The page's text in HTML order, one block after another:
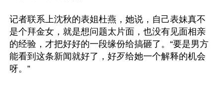
记者联系上沈秋的表姐杜燕，她说，自己表妹真不
是个拜金女，就是想问题太片面，也没有见面相亲
的经验，才把好好的一段缘份给搞砸了。“要是男方
能看到这条新闻就好了，好歹给她一个解释的机会
呀。”